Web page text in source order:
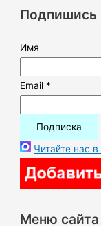
:Подпишись
Имя
Email *
Читайте нас в
Меню сайта